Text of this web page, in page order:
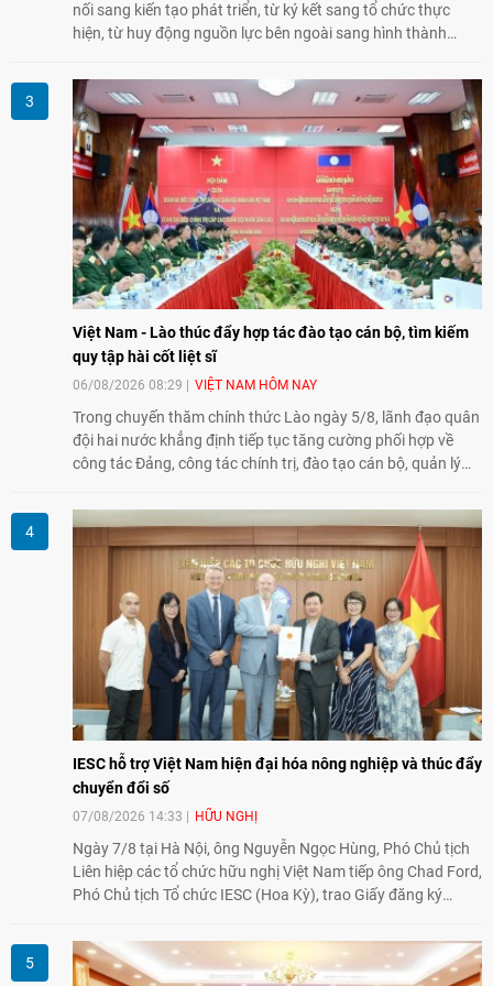
nối sang kiến tạo phát triển, từ ký kết sang tổ chức thực
hiện, từ huy động nguồn lực bên ngoài sang hình thành
nghệ, đổi mới sáng tạo và chuyển đổi số trở thành động lực
phát triển đất nước.
Việt Nam - Lào thúc đẩy hợp tác đào tạo cán bộ, tìm kiếm
quy tập hài cốt liệt sĩ
06/08/2026 08:29 VIỆT NAM HÔM NAY
Trong chuyến thăm chính thức Lào ngày 5/8, lãnh đạo quân
đội hai nước khẳng định tiếp tục tăng cường phối hợp về
công tác Đảng, công tác chính trị, đào tạo cán bộ, quản lý
sâu sắc hơn quan hệ hữu nghị đặc biệt Việt Nam - Lào.
IESC hỗ trợ Việt Nam hiện đại hóa nông nghiệp và thúc đẩy
chuyển đổi số
07/08/2026 14:33 HỮU NGHỊ
Ngày 7/8 tại Hà Nội, ông Nguyễn Ngọc Hùng, Phó Chủ tịch
Liên hiệp các tổ chức hữu nghị Việt Nam tiếp ông Chad Ford,
Phó Chủ tịch Tổ chức IESC (Hoa Kỳ), trao Giấy đăng ký
đổi về định hướng triển khai Dự án "Mở rộng Thương mại
Nông nghiệp và An toàn thực phẩm Hoa Kỳ - Việt Nam",